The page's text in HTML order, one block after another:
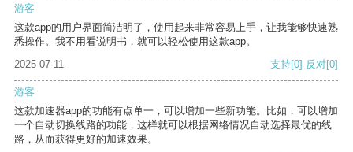
游客
这款app的用户界面简洁明了，使用起来非常容易上手，让我能够快速熟
悉操作。我不用看说明书，就可以轻松使用这款app。
2025-07-11
支持[0] 反对[0]
游客
这款加速器app的功能有点单一，可以增加一些新功能。比如，可以增加
一个自动切换线路的功能，这样就可以根据网络情况自动选择最优的线
路，从而获得更好的加速效果。